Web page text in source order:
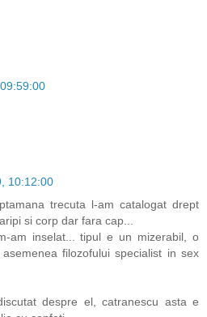
10:12:00
trecuta l-am catalogat drept
si corp dar fara cap...
am inselat... tipul e un mizerabil, o
filozofului specialist in sex
despre el, catranescu asta e